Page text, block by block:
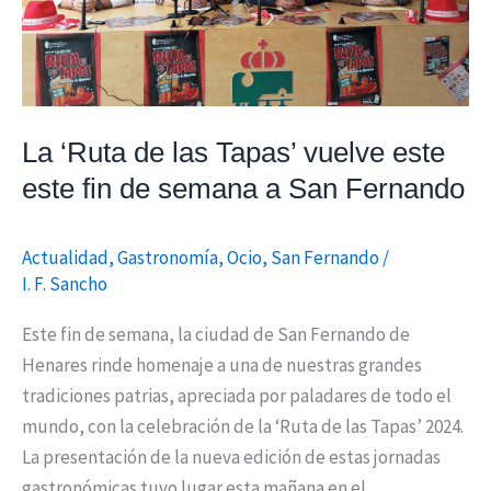
La ‘Ruta de las Tapas’ vuelve este
este fin de semana a San Fernando
Actualidad,Gastronomía,Ocio, San Fernando/
I. F. Sancho
Este fin de semana, la ciudad de San Fernando de
Henares rinde homenaje a una de nuestras grandes
tradiciones patrias, apreciada por paladares de todo el
mundo, con la celebración de la ‘Ruta de las Tapas’ 2024.
La presentación de la nueva edición de estas jornadas
este
este
fin
semana
a
Fernando